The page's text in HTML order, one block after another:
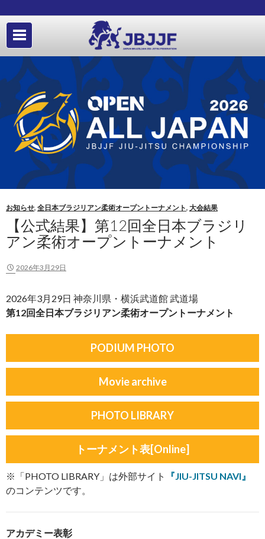
お知らせ, 全日本ブラジリアン柔術オープントーナメント, 大会結果
【公式結果】第12回全日本ブラジリ
アン柔術オープントーナメント
2026年3月29日
2026年3月29日 神奈川県・横浜武道館 武道場
第12回全日本ブラジリアン柔術オープントーナメント
PODIUM PHOTO
Movie archive
PHOTO LIBRARY
トーナメント表[Online]
※「PHOTO LIBRARY」は外部サイト
『JIU-JITSU NAVI』
のコンテンツです。
アカデミー表彰